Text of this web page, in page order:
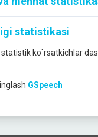
statistikasi
ko`rsatkichlar
GSpeech